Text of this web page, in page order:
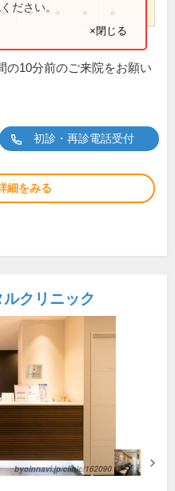
● ●
ださい。
×閉じる
の10分前のご来院をお願い
初診・再診電話受付
細をみる
クリニック